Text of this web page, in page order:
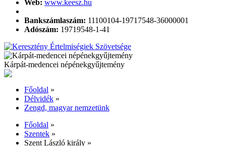
Web: www.keesz.hu
Bankszámlaszám: 11100104-19717548-36000001
Adószám: 19719548-1-41
Kárpát-medencei népénekgyűjtemény
Főoldal »
Délvidék »
Zengd, magyar nemzetünk
Főoldal »
Szentek »
Szent László király »